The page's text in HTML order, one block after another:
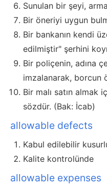
Sunulan bir şeyi,
Bir öneriyi uygun
Bir bankanın kendi
edilmiştir" şerhini
Bir poliçenin, adına
imzalanarak, borcun
Bir malı satın almak
sözdür. (Bak: İcab)
allowable defects
Kabul edilebilir
Kalite kontrolünde
allowable expenses